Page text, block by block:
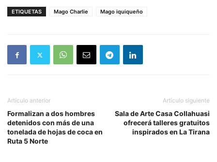
ETIQUETAS Mago Charlie Mago iquiqueño
Artículo anterior
Formalizan a dos hombres
detenidos con más de una
tonelada de hojas de coca en
Ruta 5 Norte
Artículo siguiente
Sala de Arte Casa Collahuasi
ofrecerá talleres gratuitos
inspirados en La Tirana